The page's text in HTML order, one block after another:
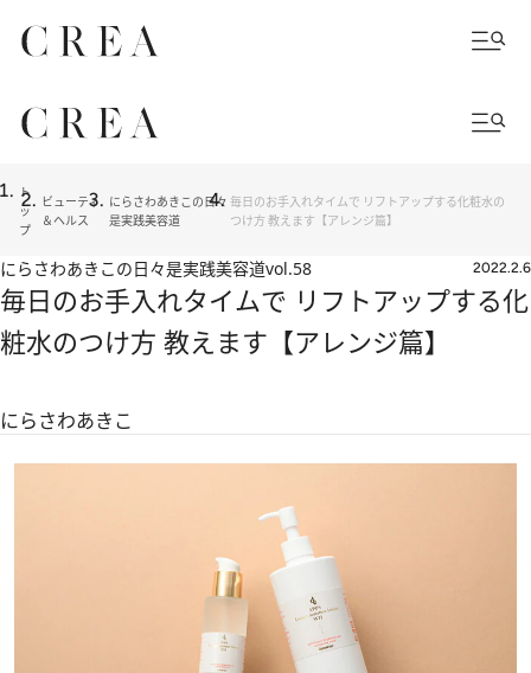
ト
ッ
プ
ビューティ
＆ヘルス
にらさわあきこの日々
是実践美容道
毎日のお手入れタイムで リフトアップする化粧水の
つけ方 教えます【アレンジ篇】
にらさわあきこの日々是実践美容道vol.58 2022.2.6
毎日のお手入れタイムで リフトアップする化
粧水のつけ方 教えます【アレンジ篇】
にらさわあきこ